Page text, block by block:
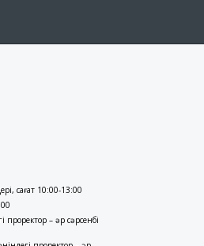
сағат 10:00-13:00
проректор – әр сәрсенбі